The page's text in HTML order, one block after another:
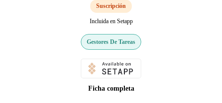
Suscripción
Incluida en Setapp
Gestores De Tareas
Ficha completa